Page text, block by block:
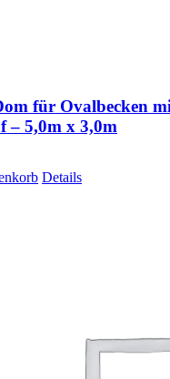
für Ovalbecken
– 5,0m x 3,0m
Details